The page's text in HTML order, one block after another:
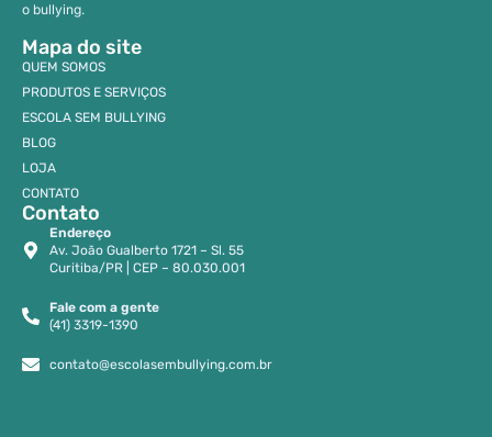
o bullying.
Mapa do site
QUEM SOMOS
PRODUTOS E SERVIÇOS
ESCOLA SEM BULLYING
BLOG
LOJA
CONTATO
Contato
Endereço
Av. João Gualberto 1721 – Sl. 55
Curitiba/PR | CEP – 80.030.001
Fale com a gente
(41) 3319-1390
contato@escolasembullying.com.br